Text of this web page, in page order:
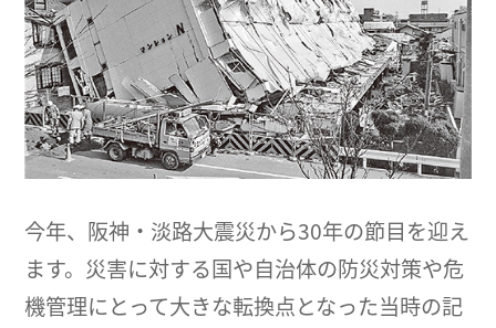
今年、阪神・淡路大震災から30年の節目を迎え
ます。災害に対する国や自治体の防災対策や危
機管理にとって大きな転換点となった当時の記